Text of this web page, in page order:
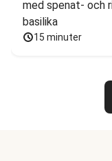
med spenat- och
basilika
15 minuter